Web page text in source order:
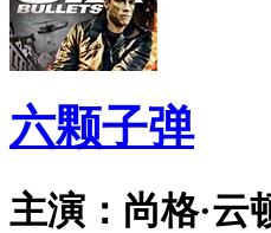
六颗子弹
主演：尚格·云